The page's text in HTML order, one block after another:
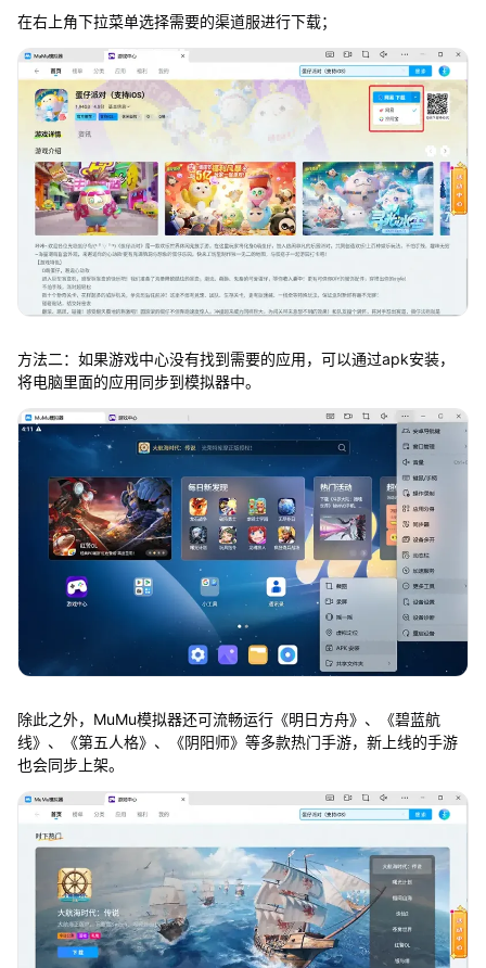
在右上角下拉菜单选择需要的渠道服进行下载；
方法二：如果游戏中心没有找到需要的应用，可以通过apk安装，
将电脑里面的应用同步到模拟器中。
除此之外，MuMu模拟器还可流畅运行《明日方舟》、《碧蓝航
线》、《第五人格》、《阴阳师》等多款热门手游，新上线的手游
也会同步上架。